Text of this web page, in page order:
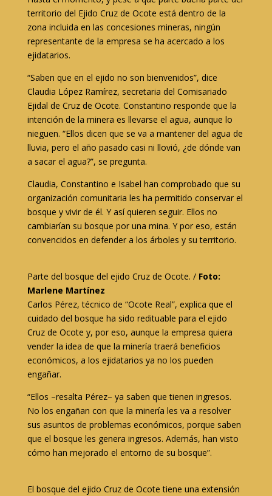
territorio del Ejido Cruz de Ocote está dentro de la
zona incluida en las concesiones mineras, ningún
representante de la empresa se ha acercado a los
ejidatarios.
“Saben que en el ejido no son bienvenidos”, dice
Claudia López Ramírez, secretaria del Comisariado
Ejidal de Cruz de Ocote. Constantino responde que la
intención de la minera es llevarse el agua, aunque lo
nieguen. “Ellos dicen que se va a mantener del agua de
lluvia, pero el año pasado casi ni llovió, ¿de dónde van
a sacar el agua?”, se pregunta.
Claudia, Constantino e Isabel han comprobado que su
organización comunitaria les ha permitido conservar el
bosque y vivir de él. Y así quieren seguir. Ellos no
cambiarían su bosque por una mina. Y por eso, están
convencidos en defender a los árboles y su territorio.
Parte del bosque del ejido Cruz de Ocote. / Foto:
Marlene Martínez
Carlos Pérez, técnico de “Ocote Real”, explica que el
cuidado del bosque ha sido redituable para el ejido
Cruz de Ocote y, por eso, aunque la empresa quiera
vender la idea de que la minería traerá beneficios
económicos, a los ejidatarios ya no los pueden
engañar.
“Ellos –resalta Pérez– ya saben que tienen ingresos.
No los engañan con que la minería les va a resolver
sus asuntos de problemas económicos, porque saben
que el bosque les genera ingresos. Además, han visto
cómo han mejorado el entorno de su bosque”.
El bosque del ejido Cruz de Ocote tiene una extensión